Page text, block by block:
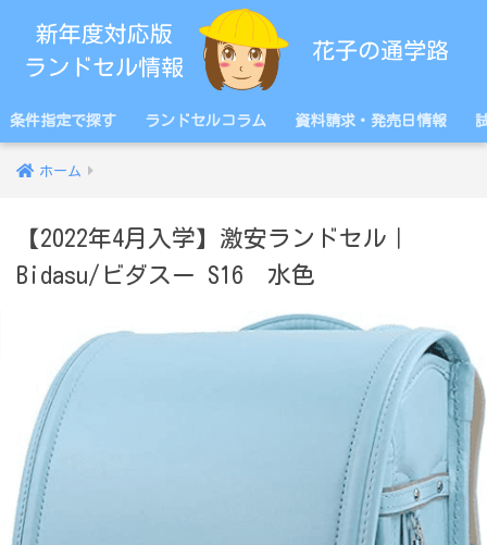
条件指定で探す ランドセルコラム 資料請求・発売日情報
ホーム
【2022年4月入学】激安ランドセル｜
Bidasu/ビダスー S16 水色